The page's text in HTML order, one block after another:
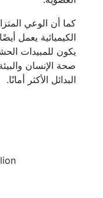
كما أن الوعي
الكيميائية يعمل
يكون للمبيدات
صحة الإنسان
البدائل الأكثر أمانًا.